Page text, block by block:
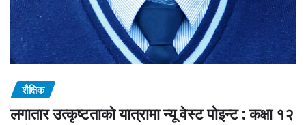
शैक्षिक
लगातार उत्कृष्टताको यात्रामा न्यू वेस्ट पोइन्ट : कक्षा १२